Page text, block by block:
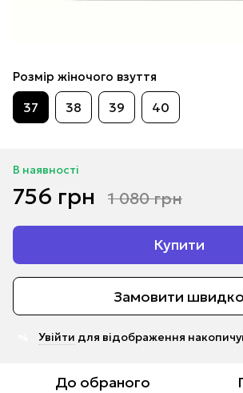
Розмір жіночого взуття
37 38 39 40
В наявності
756 грн 1 080 грн
Купити
Замовити швидко
Увійти для відображення
До обраного